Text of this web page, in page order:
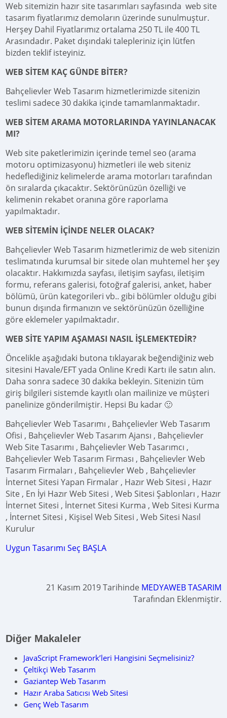
Web sitemizin hazır site tasarımları sayfasında web site
tasarım fiyatlarımız demoların üzerinde sunulmuştur.
Herşey Dahil Fiyatlarımız ortalama 250 TL ile 400 TL
Arasındadır. Paket dışındaki talepleriniz için lütfen
bizden teklif isteyiniz.
WEB SİTEM KAÇ GÜNDE BİTER?
Bahçelievler Web Tasarım hizmetlerimizde sitenizin
teslimi sadece 30 dakika içinde tamamlanmaktadır.
WEB SİTEM ARAMA MOTORLARINDA YAYINLANACAK
MI?
Web site paketlerimizin içerinde temel seo (arama
motoru optimizasyonu) hizmetleri ile web siteniz
hedeflediğiniz kelimelerde arama motorları tarafından
ön sıralarda çıkacaktır. Sektörünüzün özelliği ve
kelimenin rekabet oranına göre raporlama
yapılmaktadır.
WEB SİTEMİN İÇİNDE NELER OLACAK?
Bahçelievler Web Tasarım hizmetlerimiz de web sitenizin
teslimatında kurumsal bir sitede olan muhtemel her şey
olacaktır. Hakkımızda sayfası, iletişim sayfası, iletişim
formu, referans galerisi, fotoğraf galerisi, anket, haber
bölümü, ürün kategorileri vb.. gibi bölümler olduğu gibi
bunun dışında firmanızın ve sektörünüzün özelliğine
göre eklemeler yapılmaktadır.
WEB SİTE YAPIM AŞAMASI NASIL İŞLEMEKTEDİR?
Öncelikle aşağıdaki butona tıklayarak beğendiğiniz web
sitesini Havale/EFT yada Online Kredi Kartı ile satın alın.
Daha sonra sadece 30 dakika bekleyin. Sitenizin tüm
giriş bilgileri sistemde kayıtlı olan mailinize ve müşteri
panelinize gönderilmiştir. Hepsi Bu kadar 🙂
Bahçelievler Web Tasarımı , Bahçelievler Web Tasarım
Ofisi , Bahçelievler Web Tasarım Ajansı , Bahçelievler
Web Site Tasarımı , Bahçelievler Web Tasarımcı ,
Bahçelievler Web Tasarım Firması , Bahçelievler Web
Tasarım Firmaları , Bahçelievler Web , Bahçelievler
İnternet Sitesi Yapan Firmalar , Hazır Web Sitesi , Hazır
Site , En İyi Hazır Web Sitesi , Web Sitesi Şablonları , Hazır
İnternet Sitesi , İnternet Sitesi Kurma , Web Sitesi Kurma
, İnternet Sitesi , Kişisel Web Sitesi , Web Sitesi Nasıl
Kurulur
Uygun Tasarımı Seç BAŞLA
21 Kasım 2019 Tarihinde MEDYAWEB TASARIM
Tarafından Eklenmiştir.
Diğer Makaleler
JavaScript Framework’leri Hangisini Seçmelisiniz?
Çeltikçi Web Tasarım
Gaziantep Web Tasarım
Hazır Araba Satıcısı Web Sitesi
Genç Web Tasarım